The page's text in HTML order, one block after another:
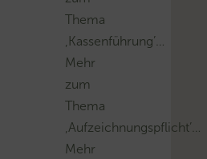
Thema
‚Kassenführung’…
Mehr
zum
Thema
‚Aufzeichnungspflicht’…
Mehr